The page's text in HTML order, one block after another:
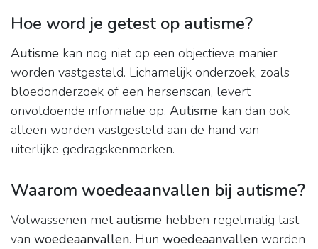
Hoe word je getest op autisme?
Autisme kan nog niet op een objectieve manier
worden vastgesteld. Lichamelijk onderzoek, zoals
bloedonderzoek of een hersenscan, levert
onvoldoende informatie op. Autisme kan dan ook
alleen worden vastgesteld aan de hand van
uiterlijke gedragskenmerken.
Waarom woedeaanvallen bij autisme?
Volwassenen metautisme hebben regelmatig last
van woedeaanvallen. Hun woedeaanvallen worden